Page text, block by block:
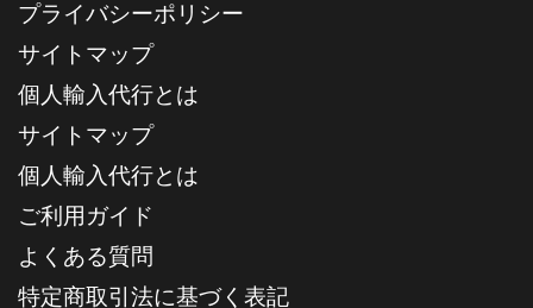
プライバシーポリシー
サイトマップ
個人輸入代行とは
サイトマップ
個人輸入代行とは
ご利用ガイド
よくある質問
特定商取引法に基づく表記